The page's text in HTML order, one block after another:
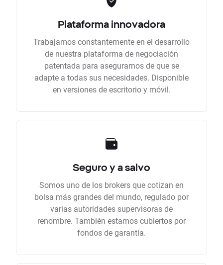
Plataforma innovadora
Trabajamos constantemente en el desarrollo
de nuestra plataforma de negociación
patentada para asegurarnos de que se
adapte a todas sus necesidades. Disponible
en versiones de escritorio y móvil.
Seguro y a salvo
Somos uno de los brokers que cotizan en
bolsa más grandes del mundo, regulado por
varias autoridades supervisoras de
renombre. También estamos cubiertos por
fondos de garantía.